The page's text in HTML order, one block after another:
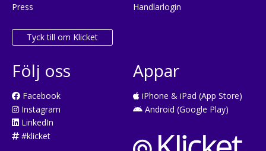
Press
Tyck till om Klicket
Handlarlogin
Följ oss
Facebook
Instagram
LinkedIn
#klicket
Appar
iPhone & iPad (App Store)
Android (Google Play)